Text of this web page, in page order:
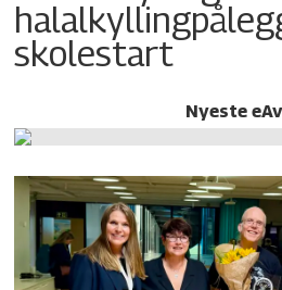
skolestart
Nyeste